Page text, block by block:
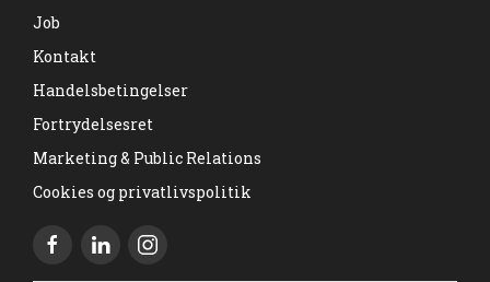
Job
Kontakt
Handelsbetingelser
Fortrydelsesret
Marketing & Public Relations
Cookies og privatlivspolitik